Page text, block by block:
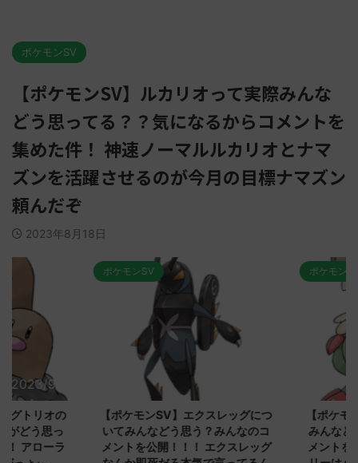
ポケモンSV
【ポケモンSV】ルカリオって実際みんな
どう思ってる？？気になるからコメントを
集めた件！ 神速ノーマルルカリオとナマ
ズンを活躍させるのが今月の目標ナマズン
頼んだぞ
2023年8月18日
2023/9/8
トリオの
どう思っ
アローラ
ポケモンSV
【ポケモンSV】エクスレッグにつ
いてみんなどう思う？みんなのコ
メントを公開！！！ エクスレッグ
ポケモンSV
【ポケモ
みんなど
メントを